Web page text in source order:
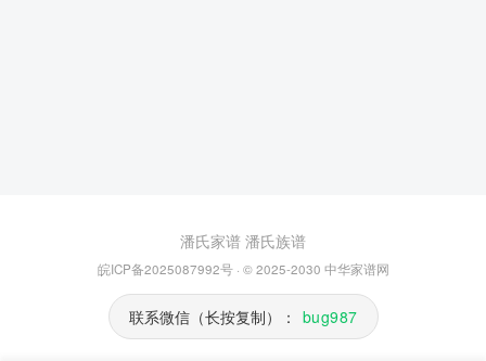
潘氏家谱 潘氏族谱
皖ICP备2025087992号· © 2025-2030 中华家谱网
联系微信（长按复制）： bug987